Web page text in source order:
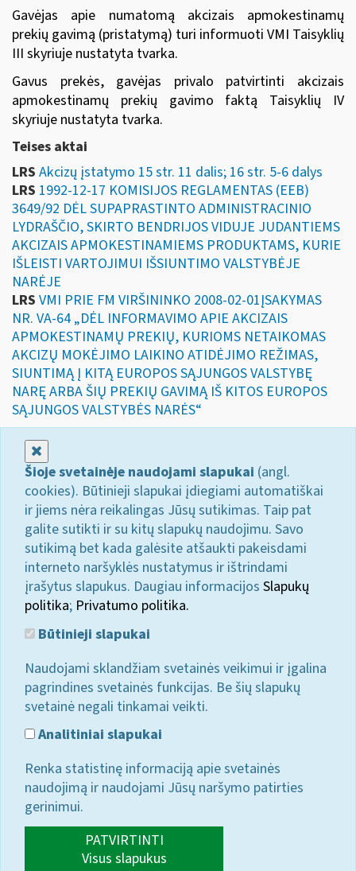
Gavėjas apie numatomą akcizais apmokestinamų
prekių gavimą (pristatymą) turi informuoti VMI Taisyklių
III skyriuje nustatyta tvarka.
Gavus prekės, gavėjas privalo patvirtinti akcizais
apmokestinamų prekių gavimo faktą Taisyklių IV
skyriuje nustatyta tvarka.
Teises aktai
LRS Akcizų įstatymo 15 str. 11 dalis; 16 str. 5-6 dalys
LRS 1992-12-17 KOMISIJOS REGLAMENTAS (EEB)
3649/92 DĖL SUPAPRASTINTO ADMINISTRACINIO
LYDRAŠČIO, SKIRTO BENDRIJOS VIDUJE JUDANTIEMS
AKCIZAIS APMOKESTINAMIEMS PRODUKTAMS, KURIE
IŠLEISTI VARTOJIMUI IŠSIUNTIMO VALSTYBĖJE
NARĖJE
LRS VMI PRIE FM VIRŠININKO 2008-02-01ĮSAKYMAS
NR. VA-64 „DĖL INFORMAVIMO APIE AKCIZAIS
APMOKESTINAMŲ PREKIŲ, KURIOMS NETAIKOMAS
AKCIZŲ MOKĖJIMO LAIKINO ATIDĖJIMO REŽIMAS,
SIUNTIMĄ Į KITĄ EUROPOS SĄJUNGOS VALSTYBĘ
NARĘ ARBA ŠIŲ PREKIŲ GAVIMĄ IŠ KITOS EUROPOS
SĄJUNGOS VALSTYBĖS NARĖS“
Šioje svetainėje naudojami slapukai (angl.
cookies). Būtinieji slapukai įdiegiami automatiškai
ir jiems nėra reikalingas Jūsų sutikimas. Taip pat
galite sutikti ir su kitų slapukų naudojimu. Savo
sutikimą bet kada galėsite atšaukti pakeisdami
interneto naršyklės nustatymus ir ištrindami
įrašytus slapukus. Daugiau informacijos Slapukų
politika; Privatumo politika.
Būtinieji slapukai
Naudojami sklandžiam svetainės veikimui ir įgalina
pagrindines svetainės funkcijas. Be šių slapukų
svetainė negali tinkamai veikti.
Analitiniai slapukai
Renka statistinę informaciją apie svetainės
naudojimą ir naudojami Jūsų naršymo patirties
gerinimui.
PATVIRTINTI
Visus slapukus